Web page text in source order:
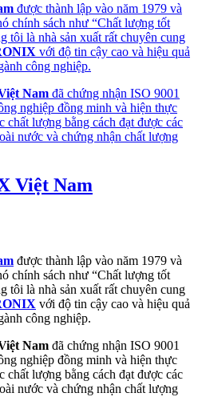
được thành lập vào năm 1979 và
chính sách như “Chất lượng tốt
tôi là nhà sản xuất rất chuyên cung
với độ tin cậy cao và hiệu quả
công nghiệp.
Nam đã chứng nhận ISO 9001
nghiệp đồng minh và hiện thực
chất lượng bằng cách đạt được các
nước và chứng nhận chất lượng
Việt Nam
được thành lập vào năm 1979 và
chính sách như “Chất lượng tốt
tôi là nhà sản xuất rất chuyên cung
với độ tin cậy cao và hiệu quả
công nghiệp.
Nam đã chứng nhận ISO 9001
nghiệp đồng minh và hiện thực
chất lượng bằng cách đạt được các
nước và chứng nhận chất lượng